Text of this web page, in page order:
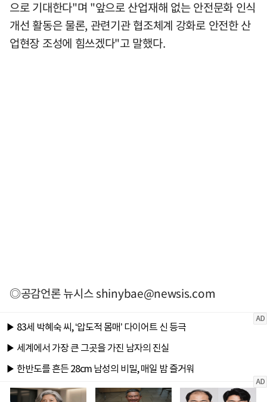
으로 기대한다"며 "앞으로 산업재해 없는 안전문화 인식
개선 활동은 물론, 관련기관 협조체계 강화로 안전한 산
업현장 조성에 힘쓰겠다"고 말했다.
◎공감언론 뉴시스shinybae@newsis.com